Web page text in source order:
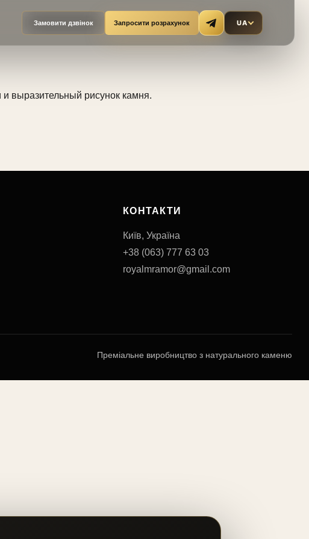
Замовити дзвінок Запросити розрахунок UA
выразительный рисунок камня.
КОНТАКТИ
Київ, Україна
+38 (063) 777 63 03
royalmramor@gmail.com
Преміальне виробництво з натурального каменю